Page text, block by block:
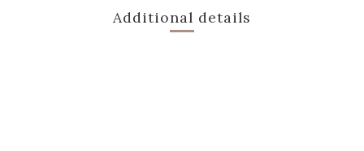
Additional details